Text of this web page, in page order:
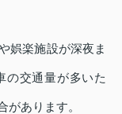
娯楽施設が深夜ま
の交通量が多いた
あります。